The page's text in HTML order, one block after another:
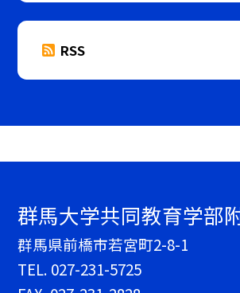
RSS
群馬大学共同教育学部
群馬県前橋市若宮町2-8-1
TEL. 027-231-5725